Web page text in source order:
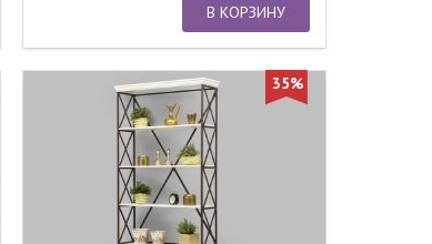
В КОРЗИНУ
35%